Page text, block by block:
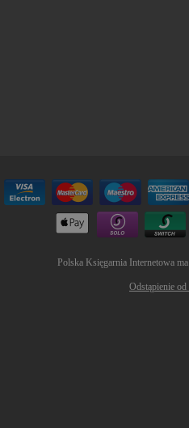
Polska Księgarnia Internetowa
Odstąpienie